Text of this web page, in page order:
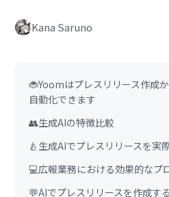
Kana Saruno
🐞Yoomはプレスリリース作成
自動化できます
👥生成AIの特徴比較
🍐生成AIでプレスリリースを実
💻広報業務における効果的なプ
💬AIでプレスリリースを作成す